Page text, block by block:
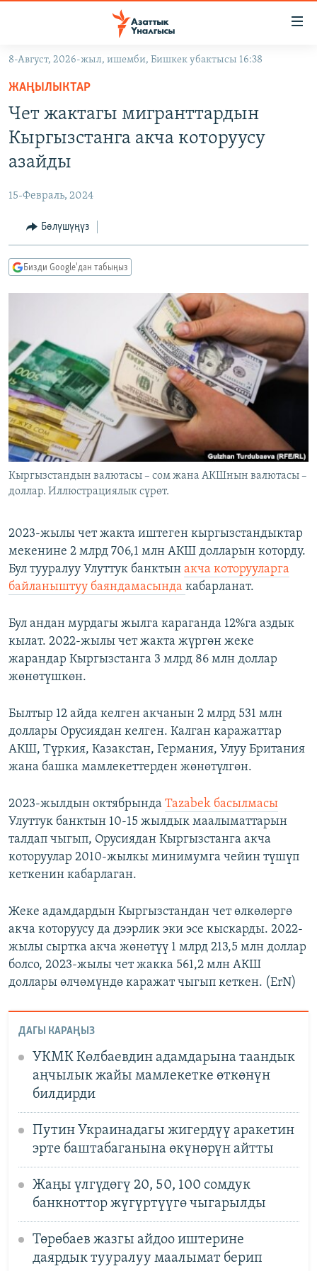
Навигацияга
өтүңүз
Издөөгө
салыңыз
САЯСАТ
МАДАНИЯТ
ДҮЙНӨ
УКРАИНА
ТВ ПРОГРАММАЛАР
БҮГҮН АЗАТТЫКТА
АЗАТТЫК+
ЫҢГАЙСЫЗ СУРООЛОР
ПОДКАСТ
Русский
ЭЕ/АРнун бардык сайттары
8-Август, 2026-жыл, ишемби, Бишкек убактысы 16:38
ЖАҢЫЛЫКТАР
Чет жактагы мигранттардын
Кыргызстанга акча которуусу
азайды
15-Февраль, 2024
Бөлүшүңүз
Бизди Google'дан табыңыз
Кыргызстандын валютасы – сом жана АКШнын валютасы –
доллар. Иллюстрациялык сүрөт.
2023-жылы чет жакта иштеген кыргызстандыктар
мекенине 2 млрд 706,1 млн АКШ долларын которду.
Бул тууралуу Улуттук банктын акча которууларга
байланыштуу баяндамасында кабарланат.
Бул андан мурдагы жылга караганда 12%га аздык
кылат. 2022-жылы чет жакта жүргөн жеке
жарандар Кыргызстанга 3 млрд 86 млн доллар
жөнөтүшкөн.
Былтыр 12 айда келген акчанын 2 млрд 531 млн
доллары Орусиядан келген. Калган каражаттар
АКШ, Түркия, Казакстан, Германия, Улуу Британия
жана башка мамлекеттерден жөнөтүлгөн.
2023-жылдын октябрында Tazabek басылмасы
Улуттук банктын 10-15 жылдык маалыматтарын
талдап чыгып, Орусиядан Кыргызстанга акча
которуулар 2010-жылкы минимумга чейин түшүп
кеткенин кабарлаган.
Жеке адамдардын Кыргызстандан чет өлкөлөргө
акча которуусу да дээрлик эки эсе кыскарды. 2022-
жылы сыртка акча жөнөтүү 1 млрд 213,5 млн доллар
болсо, 2023-жылы чет жакка 561,2 млн АКШ
доллары өлчөмүндө каражат чыгып кеткен. (ErN)
ДАГЫ КАРАҢЫЗ
УКМК Көлбаевдин адамдарына таандык
аңчылык жайы мамлекетке өткөнүн
билдирди
Путин Украинадагы жигердүү аракетин
эрте баштабаганына өкүнөрүн айтты
Жаңы үлгүдөгү 20, 50, 100 сомдук
банкноттор жүгүртүүгө чыгарылды
Төрөбаев жазгы айдоо иштерине
даярдык тууралуу маалымат берип